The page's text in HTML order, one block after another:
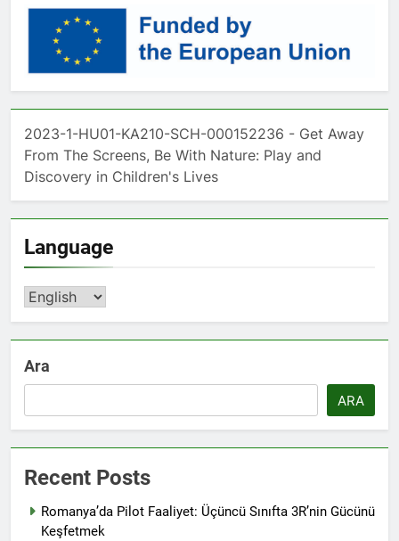
2023-1-HU01-KA210-SCH-000152236 - Get Away
From The Screens, Be With Nature: Play and
Discovery in Children's Lives
Language
Language
Ara
ARA
Recent Posts
Romanya’da Pilot Faaliyet: Üçüncü Sınıfta 3R’nin Gücünü
Keşfetmek